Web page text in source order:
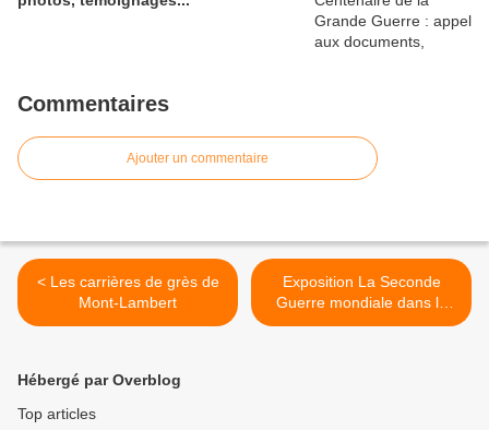
Commentaires
Ajouter un commentaire
< Les carrières de grès de
Mont-Lambert
Exposition La Seconde
Guerre mondiale dans le
Boulonnais >
Hébergé par Overblog
Top articles